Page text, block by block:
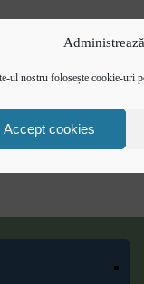
ul nostru folosește cookie-uri
Accept cookies
de rugby la